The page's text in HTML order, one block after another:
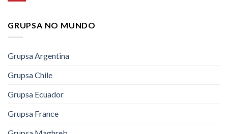
GRUPSA NO MUNDO
Grupsa Argentina
Grupsa Chile
Grupsa Ecuador
Grupsa France